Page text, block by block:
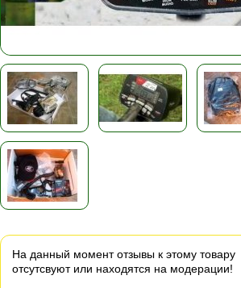
На данный момент отзывы к этому товару
отсутсвуют или находятся на модерации!